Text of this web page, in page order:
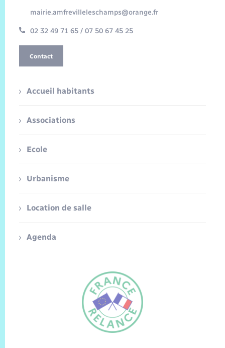
mairie.amfrevilleleschamps@orange.fr
02 32 49 71 65 / 07 50 67 45 25
Contact
Accueil habitants
Associations
Ecole
Urbanisme
Location de salle
Agenda